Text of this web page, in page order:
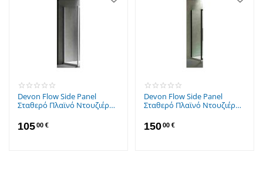
Devon Flow Side Panel
Σταθερό Πλαϊνό Ντουζιέρας
Matt
10500 €
Devon Flow Side Panel
Σταθερό Πλαϊνό Ντουζιέρας
Matt
15000 €